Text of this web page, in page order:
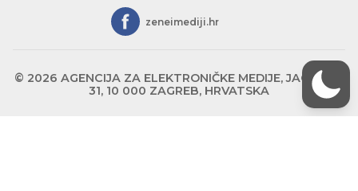
zeneimediji.hr
© 2026 AGENCIJA ZA ELEKTRONIČKE MEDIJE, JAGIĆEVA
31, 10 000 ZAGREB, HRVATSKA